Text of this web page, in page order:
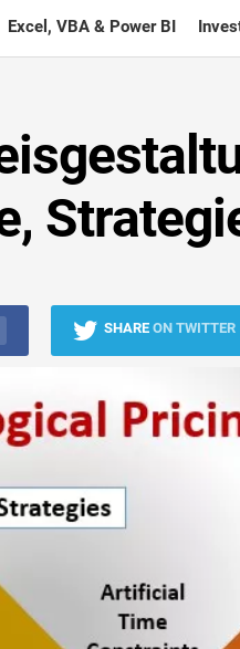
Excel, VBA & Power BI
SHARE ON TWITTER